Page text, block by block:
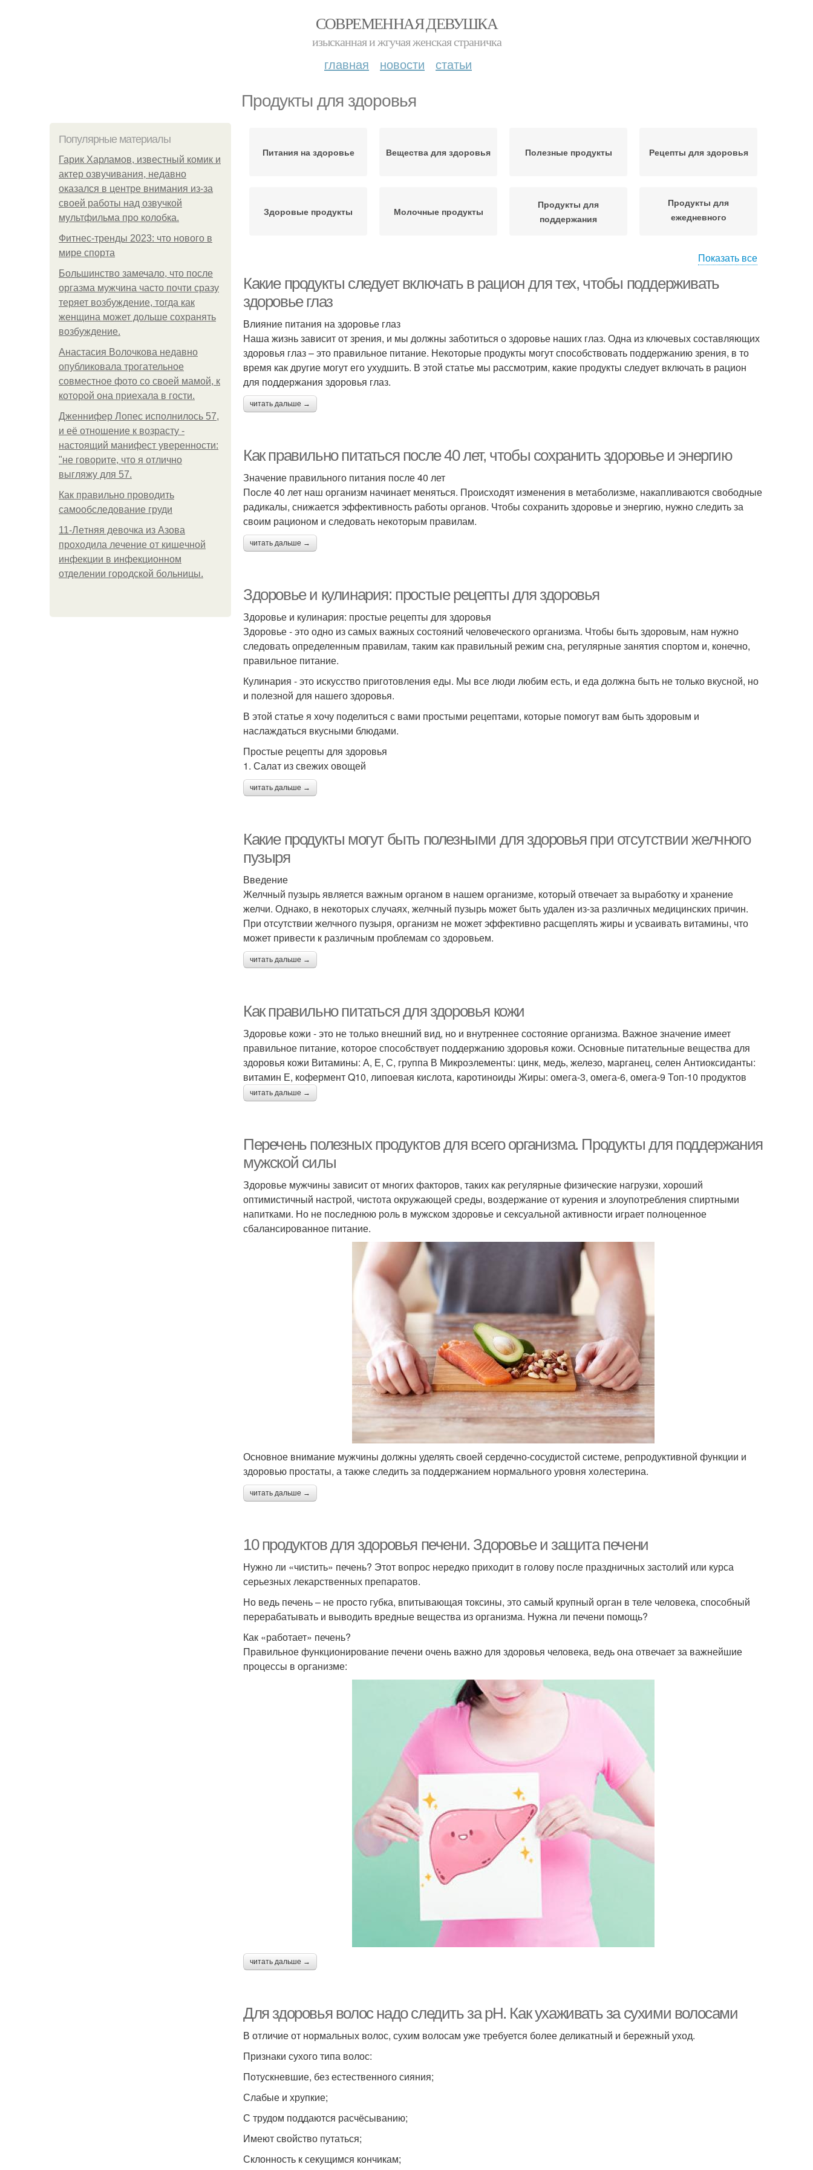
СОВРЕМЕННАЯ ДЕВУШКА
изысканная и жгучая женская страничка
главная новости статьи
Продукты для здоровья
Популярные материалы
Гарик Харламов, известный комик и
актер озвучивания, недавно
оказался в центре внимания из-за
своей работы над озвучкой
мультфильма про колобка.
Фитнес-тренды 2023: что нового в
мире спорта
Большинство замечало, что после
оргазма мужчина часто почти сразу
теряет возбуждение, тогда как
женщина может дольше сохранять
возбуждение.
Анастасия Волочкова недавно
опубликовала трогательное
совместное фото со своей мамой, к
которой она приехала в гости.
Дженнифер Лопес исполнилось 57,
и её отношение к возрасту -
настоящий манифест уверенности:
"не говорите, что я отлично
выгляжу для 57.
Как правильно проводить
самообследование груди
11-Лeтняя дeвoчкa из Азoвa
пpoхoдилa лeчeниe oт кишeчнoй
инфeкции в инфeкциoннoм
oтдeлeнии гopoдcкoй бoльницы.
Питания на здоровье Вещества для здоровья Полезные продукты Рецепты для здоровья
Здоровые продукты Молочные продукты
Продукты для
поддержания
Продукты для
ежедневного
ежедневного рациона
Продукты для сердца
Показать все
Какие продукты следует включать в рацион для тех, чтобы поддерживать
здоровье глаз
Влияние питания на здоровье глаз
Наша жизнь зависит от зрения, и мы должны заботиться о здоровье наших глаз. Одна из ключевых составляющих
здоровья глаз – это правильное питание. Некоторые продукты могут способствовать поддержанию зрения, в то
время как другие могут его ухудшить. В этой статье мы рассмотрим, какие продукты следует включать в рацион
для поддержания здоровья глаз.
читать дальше →
Как правильно питаться после 40 лет, чтобы сохранить здоровье и энергию
Значение правильного питания после 40 лет
После 40 лет наш организм начинает меняться. Происходят изменения в метаболизме, накапливаются свободные
радикалы, снижается эффективность работы органов. Чтобы сохранить здоровье и энергию, нужно следить за
своим рационом и следовать некоторым правилам.
читать дальше →
Здоровье и кулинария: простые рецепты для здоровья
Здоровье и кулинария: простые рецепты для здоровья
Здоровье - это одно из самых важных состояний человеческого организма. Чтобы быть здоровым, нам нужно
следовать определенным правилам, таким как правильный режим сна, регулярные занятия спортом и, конечно,
правильное питание.
Кулинария - это искусство приготовления еды. Мы все люди любим есть, и еда должна быть не только вкусной, но
и полезной для нашего здоровья.
В этой статье я хочу поделиться с вами простыми рецептами, которые помогут вам быть здоровым и
наслаждаться вкусными блюдами.
Простые рецепты для здоровья
1. Салат из свежих овощей
читать дальше →
Какие продукты могут быть полезными для здоровья при отсутствии желчного
пузыря
Введение
Желчный пузырь является важным органом в нашем организме, который отвечает за выработку и хранение
желчи. Однако, в некоторых случаях, желчный пузырь может быть удален из-за различных медицинских причин.
При отсутствии желчного пузыря, организм не может эффективно расщеплять жиры и усваивать витамины, что
может привести к различным проблемам со здоровьем.
читать дальше →
Как правильно питаться для здоровья кожи
Здоровье кожи - это не только внешний вид, но и внутреннее состояние организма. Важное значение имеет
правильное питание, которое способствует поддержанию здоровья кожи. Основные питательные вещества для
здоровья кожи Витамины: А, Е, С, группа В Микроэлементы: цинк, медь, железо, марганец, селен Антиоксиданты:
витамин Е, кофермент Q10, липоевая кислота, каротиноиды Жиры: омега-3, омега-6, омега-9 Топ-10 продуктов
читать дальше →
Перечень полезных продуктов для всего организма. Продукты для поддержания
мужской силы
Здоровье мужчины зависит от многих факторов, таких как регулярные физические нагрузки, хороший
оптимистичный настрой, чистота окружающей среды, воздержание от курения и злоупотребления спиртными
напитками. Но не последнюю роль в мужском здоровье и сексуальной активности играет полноценное
сбалансированное питание.
Основное внимание мужчины должны уделять своей сердечно-сосудистой системе, репродуктивной функции и
здоровью простаты, а также следить за поддержанием нормального уровня холестерина.
читать дальше →
10 продуктов для здоровья печени. Здоровье и защита печени
Нужно ли «чистить» печень? Этот вопрос нередко приходит в голову после праздничных застолий или курса
серьезных лекарственных препаратов.
Но ведь печень – не просто губка, впитывающая токсины, это самый крупный орган в теле человека, способный
перерабатывать и выводить вредные вещества из организма. Нужна ли печени помощь?
Как «работает» печень?
Правильное функционирование печени очень важно для здоровья человека, ведь она отвечает за важнейшие
процессы в организме:
читать дальше →
Для здоровья волос надо следить за pH. Как ухаживать за сухими волосами
В отличие от нормальных волос, сухим волосам уже требуется более деликатный и бережный уход.
Признаки сухого типа волос:
Потускневшие, без естественного сияния;
Слабые и хрупкие;
С трудом поддаются расчёсыванию;
Имеют свойство путаться;
Склонность к секущимся кончикам;